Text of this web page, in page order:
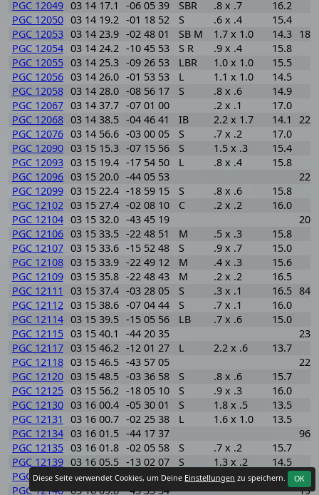
PGC 12049 03 14 17.1 -06 05 39 SBR .8 x .7
16.2
PGC 12050 03 14 19.2 -01 18 52 S .6 x .4
15.4
PGC 12053 03 14 23.9 -02 48 01 SB M 1.7 x 1.0 14.3
PGC 12054 03 14 24.2 -10 45 53 S R .9 x .4
15.8
PGC 12055 03 14 25.3 -09 26 53 LBR 1.0 x 1.0
15.5
PGC 12056 03 14 26.0 -01 53 53 L 1.1 x 1.0
14.5
PGC 12058 03 14 28.0 -08 56 17 S .8 x .6
14.9
PGC 12067 03 14 37.7 -07 01 00 .2 x .1
17.0
PGC 12068 03 14 38.5 -04 46 41 IB 2.2 x 1.7 14.1
PGC 12076 03 14 56.6 -03 00 05 S .7 x .2
17.0
PGC 12090 03 15 15.3 -07 15 56 S 1.5 x .3
15.4
PGC 12093 03 15 19.4 -17 54 50 L .8 x .4
15.8
PGC 12096 03 15 20.0 -44 05 53
PGC 12099 03 15 22.4 -18 59 15 S .8 x .6
15.8
PGC 12102 03 15 27.4 -02 08 10 C .2 x .2
16.0
PGC 12104 03 15 32.0 -43 45 19
PGC 12106 03 15 33.5 -22 48 51 M .5 x .3
15.8
PGC 12107 03 15 33.6 -15 52 48 S .9 x .7
15.0
PGC 12108 03 15 33.9 -22 49 12 M .4 x .3
15.6
PGC 12109 03 15 35.8 -22 48 43 M .2 x .2
16.5
PGC 12111
03 15 37.4 -03 28 05 S .3 x .1 16.5
PGC 12112 03 15 38.6 -07 04 44 S .7 x .1
16.0
PGC 12114 03 15 39.5 -15 05 56 LB .7 x .6
15.0
PGC 12115 03 15 40.1 -44 20 35
PGC 12117 03 15 46.2 -12 01 27 L 2.2 x .6
13.7
PGC 12118 03 15 46.5 -43 57 05
PGC 12120 03 15 48.5 -03 36 58 S .8 x .6
15.7
PGC 12125 03 15 56.2 -18 05 10 S .9 x .3
16.0
PGC 12130 03 16 00.4 -05 30 01 S 1.8 x .5
13.5
PGC 12131
03 16 00.7 -02 25 38 L 1.6 x 1.0
13.5
PGC 12134 03 16 01.5 -44 17 37
PGC 12135 03 16 01.8 -02 05 58 S .7 x .2
15.7
PGC 12139 03 16 05.5 -13 02 07 S 1.3 x .2
14.5
PGC 12144 03 16 08.8 -10 40 30 S 1.4 x .5
14.4
PGC 12146 03 16 09.8 -43 33 34
Diese Seite verwendet Cookies, um Deine Einstellungen zu speichern. OK